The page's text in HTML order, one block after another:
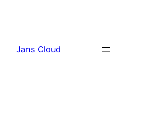
Jans Cloud